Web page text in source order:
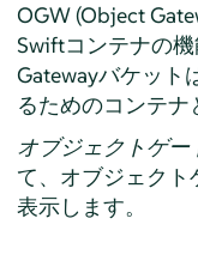
OGW (Object
Swiftコンテナの
Gatewayバケット
るためのコンテナ
オブジェクトゲー
て、オブジェク
表示します。